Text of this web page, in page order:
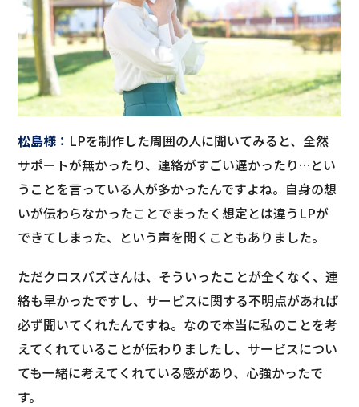
松島様 ： LPを制作した周囲の人に聞いてみると、全然
サポートが無かったり、連絡がすごい遅かったり…とい
うことを言っている人が多かったんですよね。自身の想
いが伝わらなかったことでまったく想定とは違うLPが
できてしまった、という声を聞くこともありました。
ただクロスバズさんは、そういったことが全くなく、連
絡も早かったですし、サービスに関する不明点があれば
必ず聞いてくれたんですね。なので本当に私のことを考
えてくれていることが伝わりましたし、サービスについ
ても一緒に考えてくれている感があり、心強かったで
す。